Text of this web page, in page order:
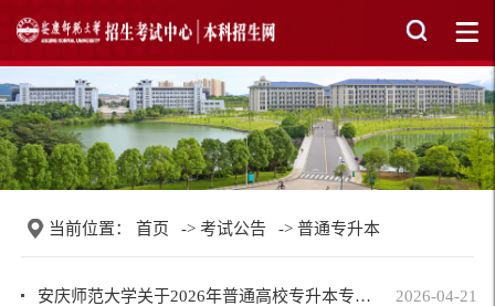
当前位置： 首页 -> 考试公告 -> 普通专升本
2026-04-21
安庆师范大学关于2026年普通高校专升本专业课考试成绩和面试结果查询及复查公告